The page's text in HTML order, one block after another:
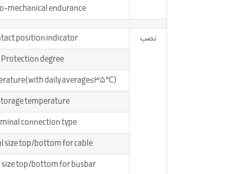
mechanical endurance
نصب position indicator
Protection degree
daily average≤35℃)
temperature
connection type
size top/bottom for cable
size top/bottom for busbar